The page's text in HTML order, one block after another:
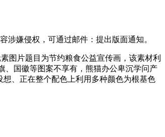
嫌侵权，可通过邮件：提出版面通知。
图片题目为节约粮食公益宣传画，该素材利
、国徽等图案不享有，熊猫办公卑沉学问产
、正在整个配色上利用多种颜色为根基色